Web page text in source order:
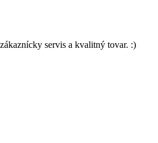
servis a kvalitný tovar. :)